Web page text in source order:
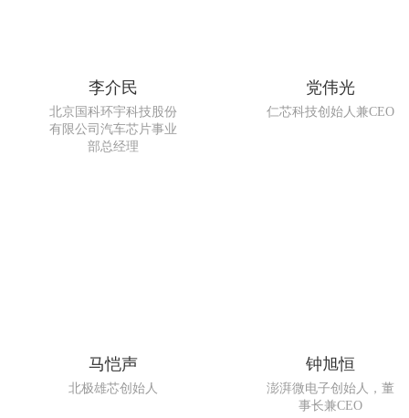
李介民
北京国科环宇科技股份
有限公司汽车芯片事业
部总经理
党伟光
仁芯科技创始人兼CEO
马恺声
北极雄芯创始人
钟旭恒
澎湃微电子创始人，董
事长兼CEO